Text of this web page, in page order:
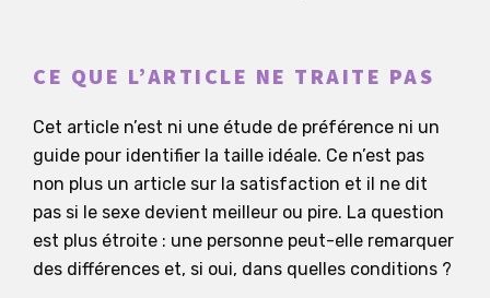
CE QUE L’ARTICLE NE TRAITE PAS
Cet article n’est ni une étude de préférence ni un
guide pour identifier la taille idéale. Ce n’est pas
non plus un article sur la satisfaction et il ne dit
pas si le sexe devient meilleur ou pire. La question
est plus étroite : une personne peut-elle remarquer
des différences et, si oui, dans quelles conditions ?